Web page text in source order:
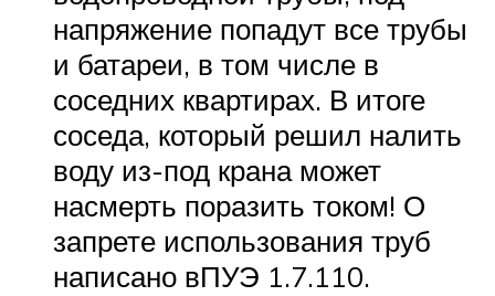
напряжение попадут все трубы
и батареи, в том числе в
соседних квартирах. В итоге
соседа, который решил налить
воду из-под крана может
насмерть поразить током! О
запрете использования труб
написано вПУЭ 1.7.110.